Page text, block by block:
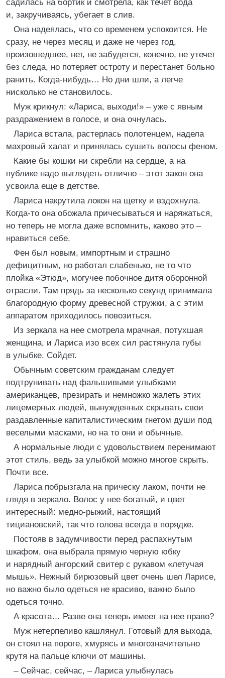
садилась на бортик и смотрела, как течет вода
и, закручиваясь, убегает в слив.
Она надеялась, что со временем успокоится. Не
сразу, не через месяц и даже не через год,
произошедшее, нет, не забудется, конечно, не утечет
без следа, но потеряет остроту и перестанет больно
ранить. Когда-нибудь… Но дни шли, а легче
нисколько не становилось.
Муж крикнул: «Лариса, выходи!» – уже с явным
раздражением в голосе, и она очнулась.
Лариса встала, растерлась полотенцем, надела
махровый халат и принялась сушить волосы феном.
Какие бы кошки ни скребли на сердце, а на
публике надо выглядеть отлично – этот закон она
усвоила еще в детстве.
Лариса накрутила локон на щетку и вздохнула.
Когда-то она обожала причесываться и наряжаться,
но теперь не могла даже вспомнить, каково это –
нравиться себе.
Фен был новым, импортным и страшно
дефицитным, но работал слабенько, не то что
плойка «Этюд», могучее побочное дитя оборонной
отрасли. Там прядь за несколько секунд принимала
благородную форму древесной стружки, а с этим
аппаратом приходилось повозиться.
Из зеркала на нее смотрела мрачная, потухшая
женщина, и Лариса изо всех сил растянула губы
в улыбке. Сойдет.
Обычным советским гражданам следует
подтрунивать над фальшивыми улыбками
американцев, презирать и немножко жалеть этих
лицемерных людей, вынужденных скрывать свои
раздавленные капиталистическим гнетом души под
веселыми масками, но на то они и обычные.
А нормальные люди с удовольствием перенимают
этот стиль, ведь за улыбкой можно многое скрыть.
Почти все.
Лариса побрызгала на прическу лаком, почти не
глядя в зеркало. Волос у нее богатый, и цвет
интересный: медно-рыжий, настоящий
тициановский, так что голова всегда в порядке.
Постояв в задумчивости перед распахнутым
шкафом, она выбрала прямую черную юбку
и нарядный ангорский свитер с рукавом «летучая
мышь». Нежный бирюзовый цвет очень шел Ларисе,
но важно было одеться не красиво, важно было
одеться точно.
А красота… Разве она теперь имеет на нее право?
Муж нетерпеливо кашлянул. Готовый для выхода,
он стоял на пороге, хмурясь и многозначительно
крутя на пальце ключи от машины.
– Сейчас, сейчас, – Лариса улыбнулась